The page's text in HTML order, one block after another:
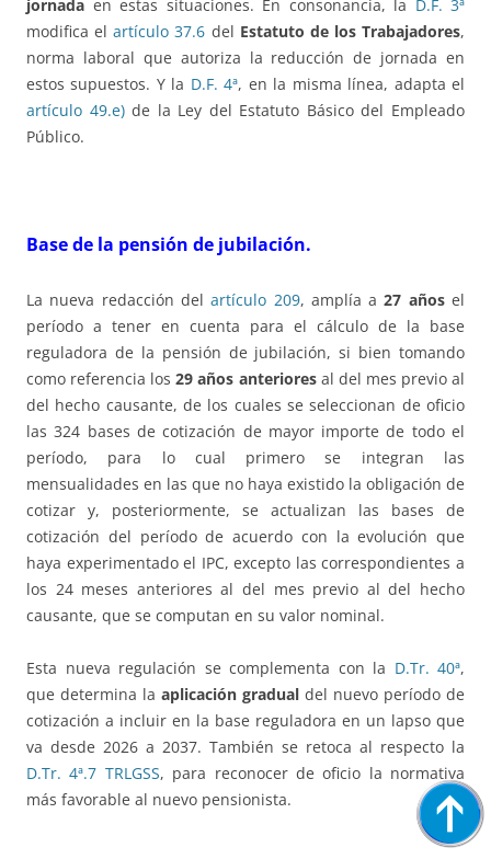
jornada en estas situaciones. En consonancia, la D.F. 3ª
modifica elartículo 37.6 del Estatuto de los Trabajadores,
norma laboral que autoriza la reducción de jornada en
estos supuestos. Y la D.F. 4ª, en la misma línea, adapta el
artículo 49.e)de la Ley del Estatuto Básico del Empleado
Público.
Base de la pensión de jubilación.
La nueva redacción delartículo 209, amplía a27 añosel
período a tener en cuenta para el cálculo de la base
reguladora de la pensión de jubilación, si bien tomando
como referencia los29 años anterioresal del mes previo al
del hecho causante, de los cuales se seleccionan de oficio
las 324 bases de cotización de mayor importe de todo el
período, para lo cual primero se integran las
mensualidades en las que no haya existido la obligación de
cotizar y, posteriormente, se actualizan las bases de
cotización del período de acuerdo con la evolución que
haya experimentado el IPC, excepto las correspondientes a
los 24 meses anteriores al del mes previo al del hecho
causante, que se computan en su valor nominal.
Esta nueva regulación se complementa con la D.Tr. 40ª,
que determina la aplicación gradual del nuevo período de
cotización a incluir en la base reguladora en un lapso que
va desde 2026 a 2037. También se retoca al respecto la
D.Tr. 4ª.7 TRLGSS, para reconocer de oficio la normativa
más favorable al nuevo pensionista.